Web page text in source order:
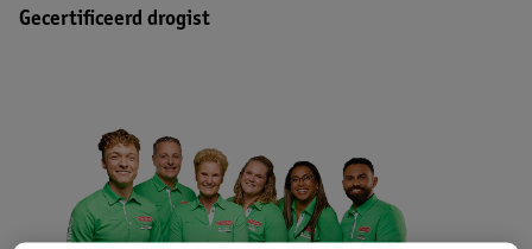
Gecertificeerd drogist